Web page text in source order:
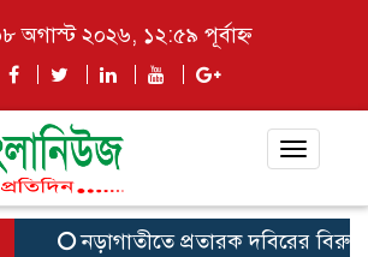
অগাস্ট ২০২৬, ১২:৫৯ পূর্বাহ্ন
Toggle
নড়াগাতীতে প্রতারক দবিরের বিরুদ্ধে